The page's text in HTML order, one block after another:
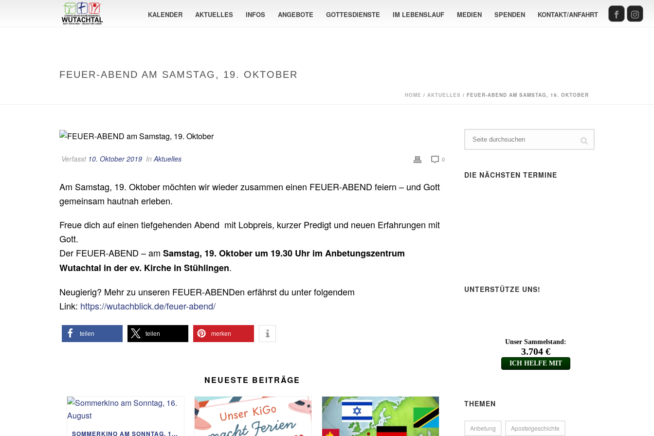
KALENDER AKTUELLES INFOS ANGEBOTE GOTTESDIENSTE IM LEBENSLAUF MEDIEN SPENDEN KONTAKT/ANFAHRT
FEUER-ABEND AM SAMSTAG, 19. OKTOBER
HOME / AKTUELLES / FEUER-ABEND AM SAMSTAG, 19. OKTOBER
Verfasst 10. Oktober 2019 In Aktuelles 0
Am Samstag, 19. Oktober möchten wir wieder zusammen einen FEUER-ABEND feiern – und Gott
gemeinsam hautnah erleben.
Freue dich auf einen tiefgehenden Abend mit Lobpreis, kurzer Predigt und neuen Erfahrungen mit
Gott.
Der FEUER-ABEND – am Samstag, 19. Oktober um 19.30 Uhr im Anbetungszentrum
Wutachtal in der ev. Kirche in Stühlingen.
Neugierig? Mehr zu unseren FEUER-ABENDen erfährst du unter folgendem
Link: https://wutachblick.de/feuer-abend/
teilen teilen merken
NEUESTE BEITRÄGE
SOMMERKINO AM SONNTAG, 16. AUGUST
DIE NÄCHSTEN TERMINE
UNTERSTÜTZE UNS!
THEMEN
Anbetung Apostelgeschichte